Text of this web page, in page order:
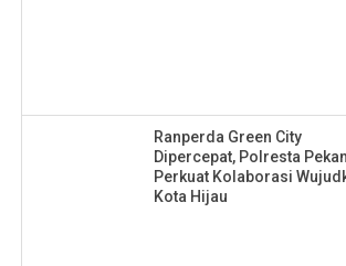
Ranperda Green City
Dipercepat, Polresta
Perkuat Kolaborasi
Kota Hijau